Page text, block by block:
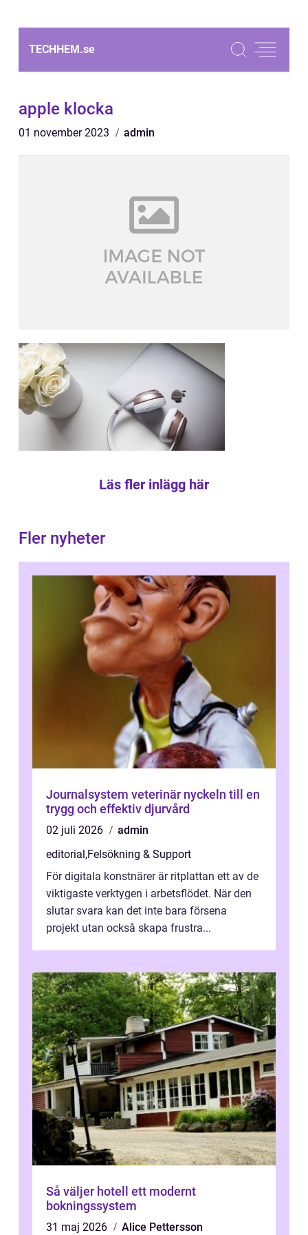
TECHHEM.se
apple klocka
01 november 2023 admin
Läs fler inlägg här
Fler nyheter
Journalsystem veterinär nyckeln till en
trygg och effektiv djurvård
02 juli 2026
admin
editorial,Felsökning & Support
För digitala konstnärer är ritplattan ett av de
viktigaste verktygen i arbetsflödet. När den
slutar svara kan det inte bara försena
projekt utan också skapa frustra...
Så väljer hotell ett modernt
bokningssystem
31 maj 2026 Alice Pettersson